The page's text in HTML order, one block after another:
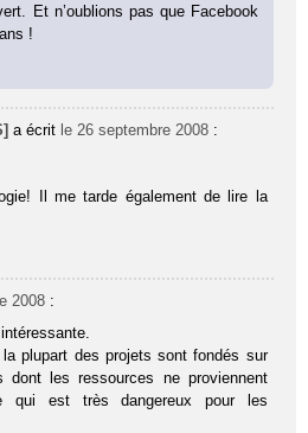
Et n’oublions pas que Facebook
!
a écrit le 26 septembre 2008 :
Il me tarde également de lire la
2008 :
la plupart des projets sont fondés sur
dont les ressources ne proviennent
qui est très dangereux pour les